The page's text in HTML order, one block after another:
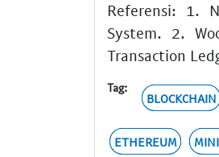
Referensi: 1.
System. 2.
Transaction
Tag:
BLOCKCHAIN
ETHEREUM